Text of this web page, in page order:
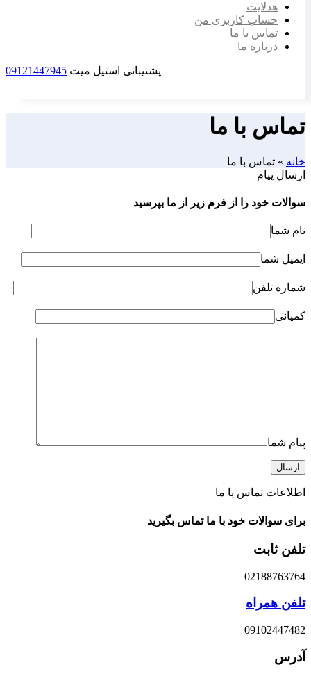
هدلایت
حساب کاربری من
تماس با ما
درباره ما
پشتیبانی استیل میت 09121447945
تماس با ما
خانه » تماس با ما
ارسال پیام
سوالات خود را از فرم زیر از ما بپرسید
نام شما
ایمیل شما
شماره تلفن
کمپانی
پیام شما
اطلاعات تماس با ما
برای سوالات خود با ما تماس بگیرید
تلفن ثابت
02188763764
تلفن همراه
09102447482
آدرس